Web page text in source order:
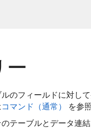
ー
のフィールドに対し
コマンド（通常）
を参
テーブルとデータ連